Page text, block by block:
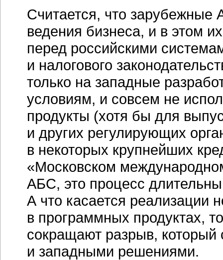
Считается, что зарубежные
ведения бизнеса, и в этом
перед российскими
и налогового
только на западные
условиям, и совсем не
продукты (хотя бы для
и других регулирующих
в некоторых крупнейших
«Московском
АБС, это процесс
А что касается реализации
в программных продуктах,
сокращают разрыв, который
и западными решениями.